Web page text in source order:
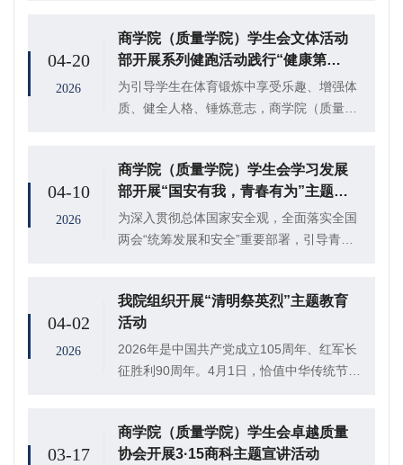
排球爱好者踊跃参与。
04-20
2026
商学院（质量学院）学生会文体活动
部开展系列健跑活动践行“健康第
一”教育理念
为引导学生在体育锻炼中享受乐趣、增强体
质、健全人格、锤炼意志，商学院（质量学
在延续荧光夜跑的基础上，积极开展跑步轨
迹...
04-10
2026
商学院（质量学院）学生会学习发展
部开展“国安有我，青春有为”主题团
日活动
为深入贯彻总体国家安全观，全面落实全国
两会“统筹发展和安全”重要部署，引导青年
开展“国安有我，青春有为”主题团日活动，
优...
04-02
2026
我院组织开展“清明祭英烈”主题教育
活动
2026年是中国共产党成立105周年、红军长
征胜利90周年。4月1日，恰值中华传统节日
堂、孔繁森同志纪念馆开展“缅怀革命先烈...
03-17
商学院（质量学院）学生会卓越质量
协会开展3·15商科主题宣讲活动